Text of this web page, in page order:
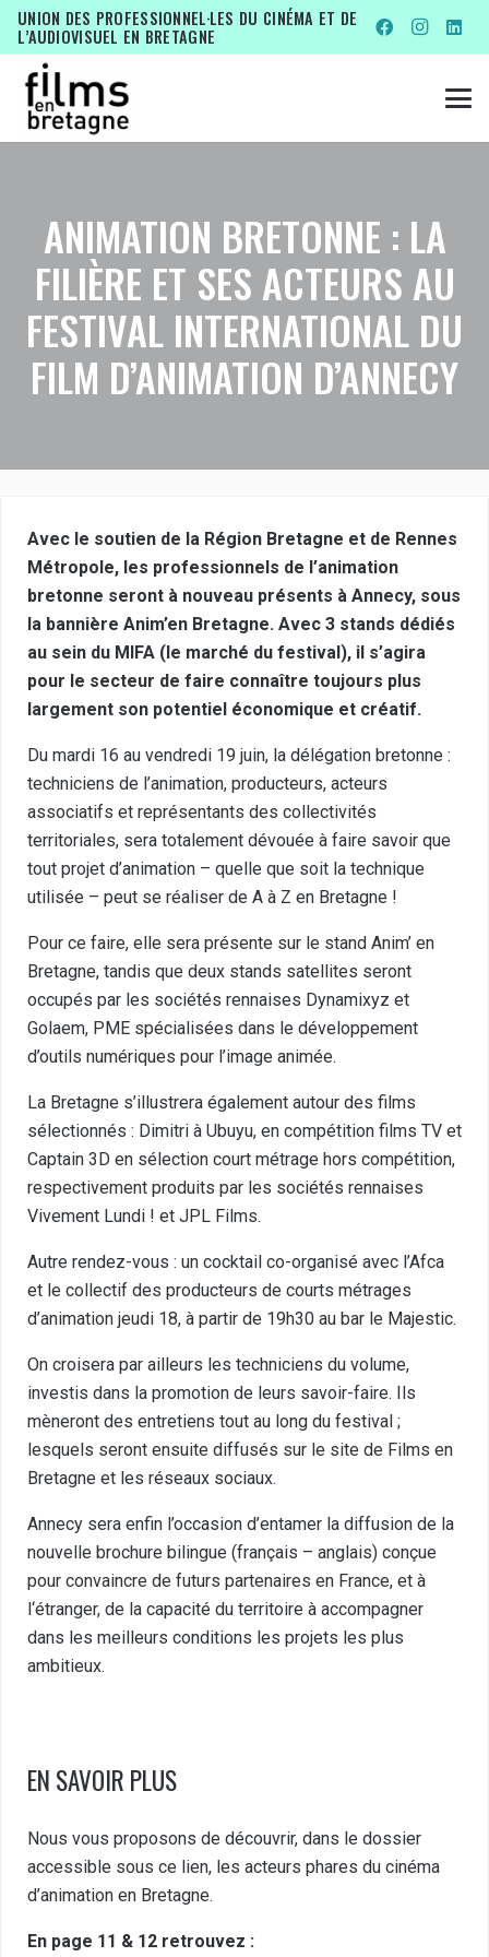
UNION DES PROFESSIONNEL·LES DU CINÉMA ET DE
L’AUDIOVISUEL EN BRETAGNE
ANIMATION BRETONNE : LA
FILIÈRE ET SES ACTEURS AU
FESTIVAL INTERNATIONAL DU
FILM D’ANIMATION D’ANNECY
Avec le soutien de la Région Bretagne et de Rennes
Métropole, les professionnels de l’animation
bretonne seront à nouveau présents à Annecy, sous
la bannière Anim’en Bretagne. Avec 3 stands dédiés
au sein du MIFA (le marché du festival), il s’agira
pour le secteur de faire connaître toujours plus
largement son potentiel économique et créatif.
Du mardi 16 au vendredi 19 juin, la délégation bretonne :
techniciens de l’animation, producteurs, acteurs
associatifs et représentants des collectivités
territoriales, sera totalement dévouée à faire savoir que
tout projet d’animation – quelle que soit la technique
utilisée – peut se réaliser de A à Z en Bretagne !
Pour ce faire, elle sera présente sur le stand Anim’ en
Bretagne, tandis que deux stands satellites seront
occupés par les sociétés rennaises Dynamixyz et
Golaem, PME spécialisées dans le développement
d’outils numériques pour l’image animée.
La Bretagne s’illustrera également autour des films
sélectionnés : Dimitri à Ubuyu, en compétition films TV et
Captain 3D en sélection court métrage hors compétition,
respectivement produits par les sociétés rennaises
Vivement Lundi ! et JPL Films.
Autre rendez-vous : un cocktail co-organisé avec l’Afca
et le collectif des producteurs de courts métrages
d’animation jeudi 18, à partir de 19h30 au bar le Majestic.
On croisera par ailleurs les techniciens du volume,
investis dans la promotion de leurs savoir-faire. Ils
mèneront des entretiens tout au long du festival ;
lesquels seront ensuite diffusés sur le site de Films en
Bretagne et les réseaux sociaux.
Annecy sera enfin l’occasion d’entamer la diffusion de la
nouvelle brochure bilingue (français – anglais) conçue
pour convaincre de futurs partenaires en France, et à
l‘étranger, de la capacité du territoire à accompagner
dans les meilleurs conditions les projets les plus
ambitieux.
EN SAVOIR PLUS
Nous vous proposons de découvrir, dans le dossier
accessible sous ce lien, les acteurs phares du cinéma
d’animation en Bretagne.
En page 11 & 12 retrouvez :